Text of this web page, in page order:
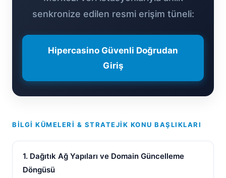
senkronize edilen resmi erişim tüneli:
Hipercasino Güvenli Doğrudan
Giriş
BILGI KÜMELERI & STRATEJIK KONU BAŞLIKLARI
1. Dağıtık Ağ Yapıları ve Domain Güncelleme
Döngüsü